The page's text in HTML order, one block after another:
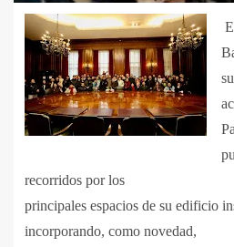
recorridos por los
principales espacios de su edificio
incorporando, como novedad,